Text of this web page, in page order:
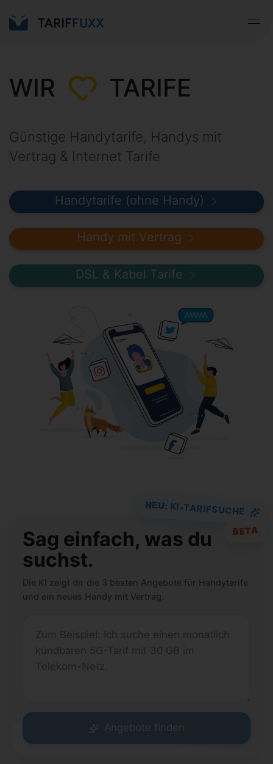
WIR TARIFE
Günstige Handytarife, Handys mit
Vertrag & Internet Tarife
Handytarife (ohne Handy)
Handy mit Vertrag
DSL & Kabel Tarife
Sag einfach, was du
suchst.
Die KI zeigt dir die 3 besten Angebote für Handytarife
und ein neues Handy mit Vertrag.
NEU: KI-TARIFSUCHE
BETA
Angebote finden